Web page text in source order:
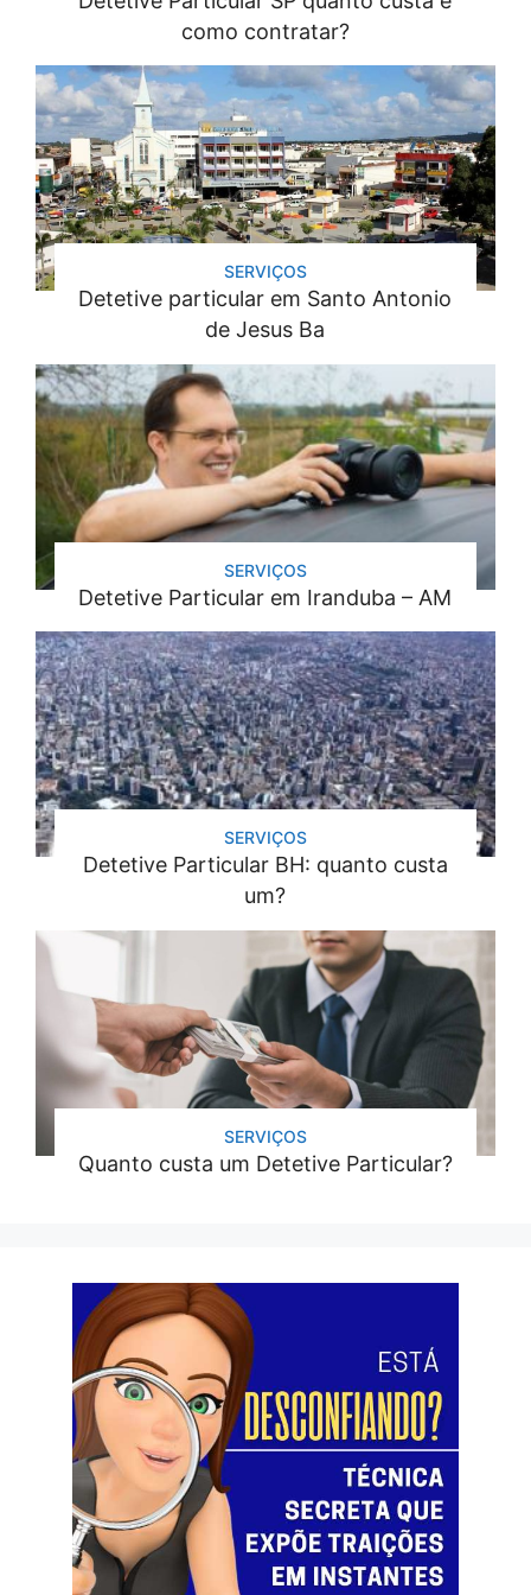
como contratar?
SERVIÇOS
Detetive particular em Santo Antonio
de Jesus Ba
SERVIÇOS
Detetive Particular em Iranduba – AM
SERVIÇOS
Detetive Particular BH: quanto custa
um?
SERVIÇOS
Quanto custa um Detetive Particular?